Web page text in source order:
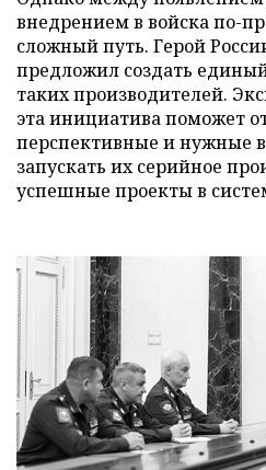
внедрением в войска по-
сложный путь. Герой
предложил создать
таких производителей.
эта инициатива поможет
перспективные и нужные
запускать их серийное
успешные проекты в